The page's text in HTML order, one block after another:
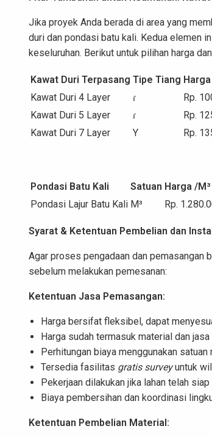
Jika proyek Anda berada di area yang
duri dan pondasi batu kali. Kedua elemen
keseluruhan. Berikut untuk pilihan harga
Kawat Duri Terpasang Tipe Tiang
Kawat Duri 4 Layer
ɾ
Rp.
Kawat Duri 5 Layer
ɾ
Rp.
Kawat Duri 7 Layer
Y Rp.
Pondasi Batu Kali Satuan Harga /M³
Pondasi Lajur Batu Kali M³ Rp.
Syarat & Ketentuan Pembelian dan
Agar proses pengadaan dan pemasangan
sebelum melakukan pemesanan:
Ketentuan Jasa Pemasangan:
Harga bersifat fleksibel, dapat
Harga sudah termasuk material dan jasa
Perhitungan biaya menggunakan satuan
Tersedia fasilitas gratis surveyuntuk
Pekerjaan dilakukan jika lahan telah siap
Biaya pembersihan dan koordinasi
Ketentuan Pembelian Material: